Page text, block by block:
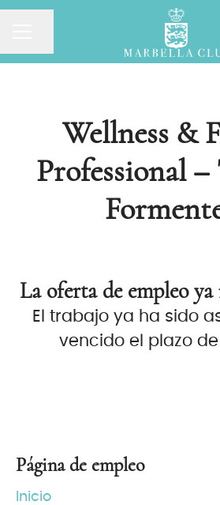
Wellness &
Professional –
La oferta de empleo
El trabajo ya ha sido
vencido el plazo
Página de empleo
Inicio